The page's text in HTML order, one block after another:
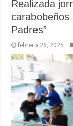
Realizada
carabobeños
Padres”
febrero 26, 2025